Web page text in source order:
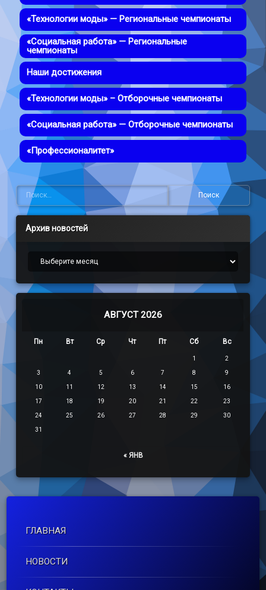
«Технологии моды» — Региональные чемпионаты
«Социальная работа» — Региональные
чемпионаты
Наши достижения
«Технологии моды» – Отборочные чемпионаты
«Социальная работа» — Отборочные чемпионаты
«Профессионалитет»
Найти:
Архив новостей
Архив новостей
АВГУСТ 2026
Пн Вт Ср Чт Пт Сб Вс
1 2
3 4 5 6 7 8 9
10 11 12 13 14 15 16
17 18 19 20 21 22 23
24 25 26 27 28 29 30
31
« ЯНВ
ГЛАВНАЯ
НОВОСТИ